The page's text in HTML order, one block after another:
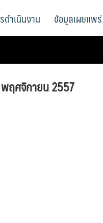
ดำเนินงาน ข้อมูลเผยแพร่
พฤศจิกายน 2557